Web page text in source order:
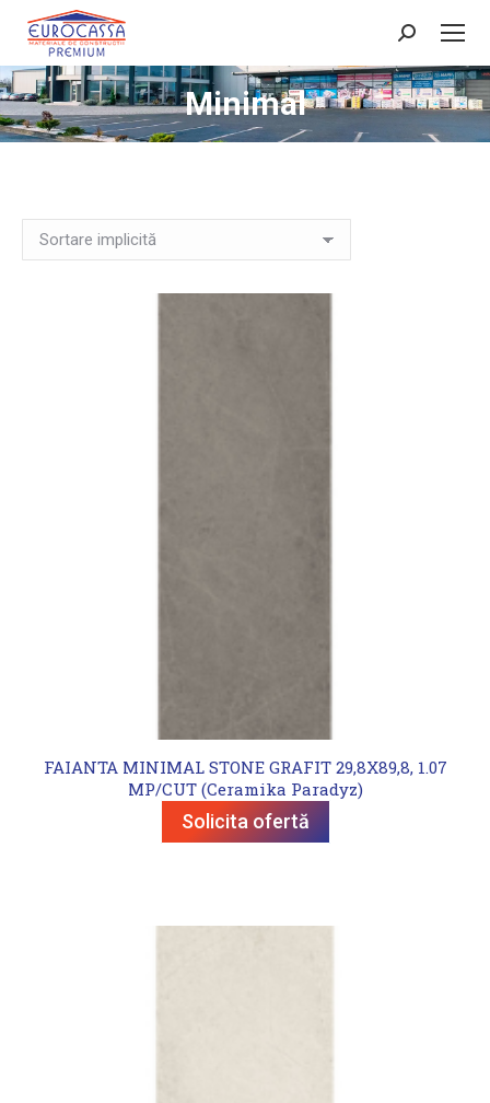
Search:
Minimal
FAIANTA MINIMAL STONE GRAFIT 29,8X89,8, 1.07
MP/CUT (Ceramika Paradyz)
Solicita ofertă